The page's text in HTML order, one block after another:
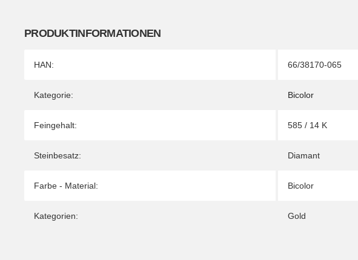
PRODUKTINFORMATIONEN
Produkteigenschaft
Wert
HAN: 66/38170-065
Kategorie: Bicolor
Feingehalt: 585 / 14 K
Steinbesatz: Diamant
Farbe - Material: Bicolor
Kategorien: Gold